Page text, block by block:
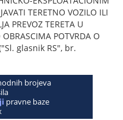
TERETNO VOZILO ILI
PREVOZ TERETA U
POTVRDA O
glasnik RS", br.
brojeva
pravne baze